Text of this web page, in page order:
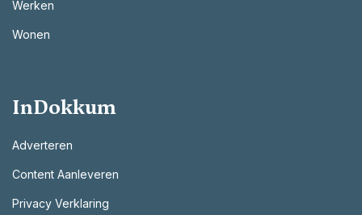
Werken
Wonen
InDokkum
Adverteren
Content Aanleveren
Privacy Verklaring